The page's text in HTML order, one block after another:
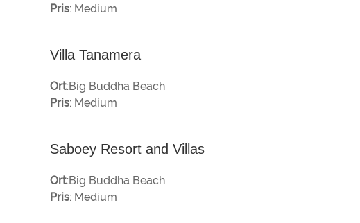
Pris: Medium
Villa Tanamera
Ort:Big Buddha Beach
Pris: Medium
Saboey Resort and Villas
Ort:Big Buddha Beach
Pris: Medium